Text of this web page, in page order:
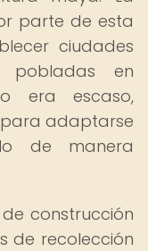
parte de esta
ciudades
pobladas en
era escaso,
adaptarse
de manera
construcción
de recolección